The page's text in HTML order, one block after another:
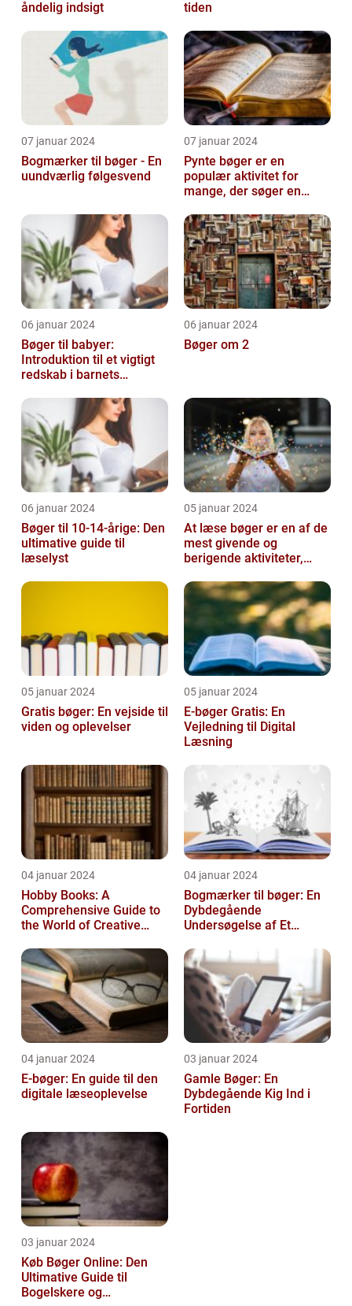
åndelig indsigt tiden
07 januar 2024
Bogmærker til bøger - En
uundværlig følgesvend
07 januar 2024
Pynte bøger er en
populær aktivitet for
mange, der søger en
06 januar 2024
Bøger til babyer:
Introduktion til et vigtigt
redskab i barnets
06 januar 2024
Bøger om 2
06 januar 2024
Bøger til 10-14-årige: Den
ultimative guide til
læselyst
05 januar 2024
At læse bøger er en af de
mest givende og
berigende aktiviteter,
05 januar 2024
Gratis bøger: En vejside til
viden og oplevelser
05 januar 2024
E-bøger Gratis: En
Vejledning til Digital
Læsning
04 januar 2024
Hobby Books: A
Comprehensive Guide to
the World of Creative
04 januar 2024
Bogmærker til bøger: En
Dybdegående
Undersøgelse af Et
04 januar 2024
E-bøger: En guide til den
digitale læseoplevelse
03 januar 2024
Gamle Bøger: En
Dybdegående Kig Ind i
Fortiden
03 januar 2024
Køb Bøger Online: Den
Ultimative Guide til
Bogelskere og